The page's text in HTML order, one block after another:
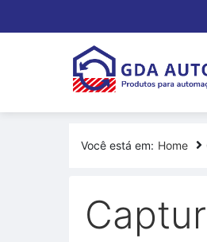
Você está em: Home